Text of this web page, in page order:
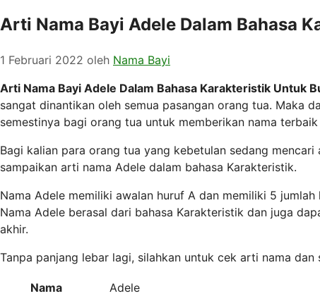
Arti Nama Bayi Adele Dalam Bahasa
1 Februari 2022 oleh Nama Bayi
Arti Nama Bayi Adele Dalam Bahasa Karakteristik Untuk
sangat dinantikan oleh semua pasangan orang tua. Maka
semestinya bagi orang tua untuk memberikan nama
Bagi kalian para orang tua yang kebetulan sedang
sampaikan arti nama Adele dalam bahasa Karakteristik.
Nama Adele memiliki awalan huruf A dan memiliki 5
Nama Adele berasal dari bahasa Karakteristik dan juga
akhir.
Tanpa panjang lebar lagi, silahkan untuk cek arti nama
Nama
Adele